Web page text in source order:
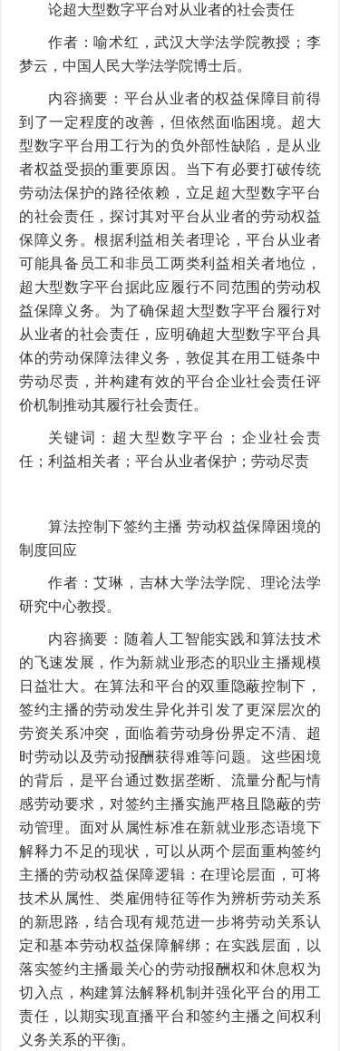
论超大型数字平台对从业者的社会责任
作者：喻术红，武汉大学法学院教授；李
梦云，中国人民大学法学院博士后。
内容摘要：平台从业者的权益保障目前得
到了一定程度的改善，但依然面临困境。超大
型数字平台用工行为的负外部性缺陷，是从业
者权益受损的重要原因。当下有必要打破传统
劳动法保护的路径依赖，立足超大型数字平台
的社会责任，探讨其对平台从业者的劳动权益
保障义务。根据利益相关者理论，平台从业者
可能具备员工和非员工两类利益相关者地位，
超大型数字平台据此应履行不同范围的劳动权
益保障义务。为了确保超大型数字平台履行对
从业者的社会责任，应明确超大型数字平台具
体的劳动保障法律义务，敦促其在用工链条中
劳动尽责，并构建有效的平台企业社会责任评
价机制推动其履行社会责任。
关键词：超大型数字平台；企业社会责
任；利益相关者；平台从业者保护；劳动尽责
算法控制下签约主播 劳动权益保障困境的
制度回应
作者：艾琳，吉林大学法学院、理论法学
研究中心教授。
内容摘要：随着人工智能实践和算法技术
的飞速发展，作为新就业形态的职业主播规模
日益壮大。在算法和平台的双重隐蔽控制下，
签约主播的劳动发生异化并引发了更深层次的
劳资关系冲突，面临着劳动身份界定不清、超
时劳动以及劳动报酬获得难等问题。这些困境
的背后，是平台通过数据垄断、流量分配与情
感劳动要求，对签约主播实施严格且隐蔽的劳
动管理。面对从属性标准在新就业形态语境下
解释力不足的现状，可以从两个层面重构签约
主播的劳动权益保障逻辑：在理论层面，可将
技术从属性、类雇佣特征等作为辨析劳动关系
的新思路，结合现有规范进一步将劳动关系认
定和基本劳动权益保障解绑；在实践层面，以
落实签约主播最关心的劳动报酬权和休息权为
切入点，构建算法解释机制并强化平台的用工
责任，以期实现直播平台和签约主播之间权利
义务关系的平衡。